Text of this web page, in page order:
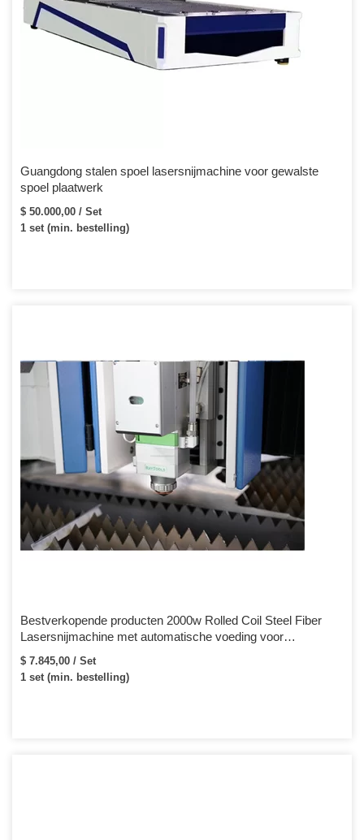
Guangdong stalen spoel lasersnijmachine voor gewalste
spoel plaatwerk
$ 50.000,00 / Set
1 set (min. bestelling)
Bestverkopende producten 2000w Rolled Coil Steel Fiber
Lasersnijmachine met automatische voeding voor
gegalvaniseerd
$ 7.845,00 / Set
1 set (min. bestelling)